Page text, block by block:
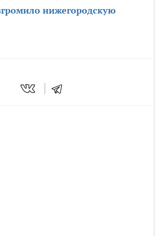
нижегородскую